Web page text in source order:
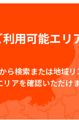
利用可能エリ
ら検索または地域リ
アを確認いただけま